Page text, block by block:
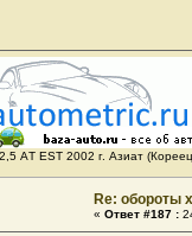
AТ EST 2002 г. Азиат
Re: обороты
« Ответ #187 :